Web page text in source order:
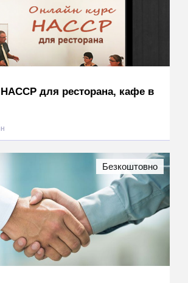
для ресторана, кафе в
Безкоштовно